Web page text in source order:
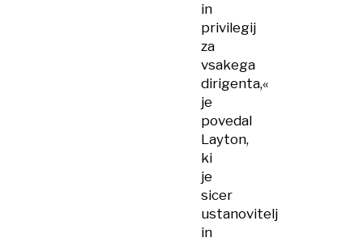
in
privilegij
za
vsakega
dirigenta,«
je
povedal
Layton,
ki
je
sicer
ustanovitelj
in